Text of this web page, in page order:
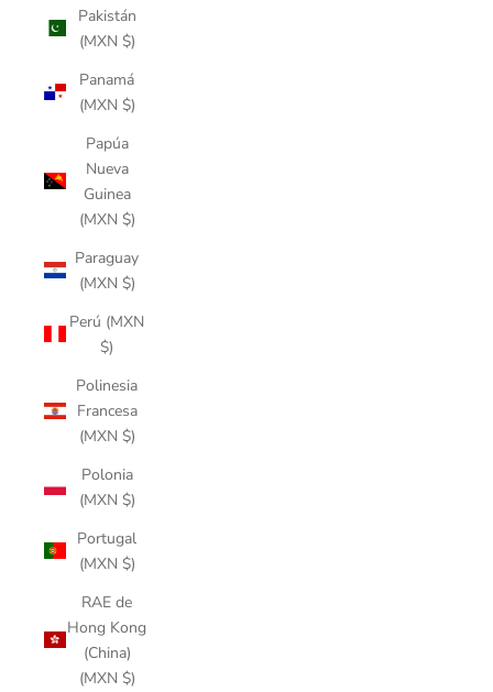
Pakistán
(MXN $)
Panamá
(MXN $)
Papúa
Nueva
Guinea
(MXN $)
Paraguay
(MXN $)
Perú (MXN
$)
Polinesia
Francesa
(MXN $)
Polonia
(MXN $)
Portugal
(MXN $)
RAE de
Hong Kong
(China)
(MXN $)